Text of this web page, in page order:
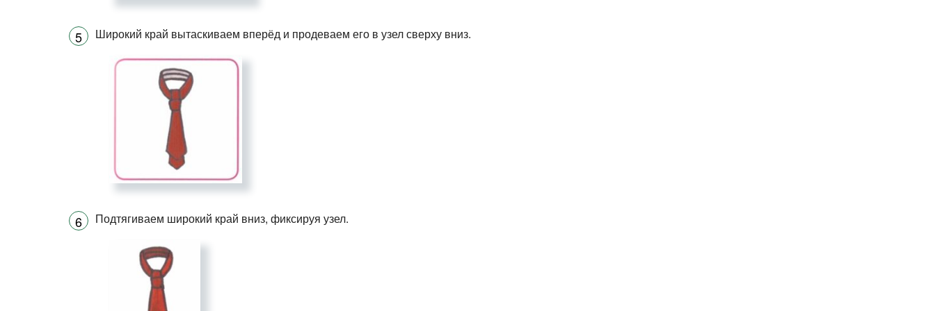
Широкий край вытаскиваем вперёд и продеваем его в узел сверху вниз.
Подтягиваем широкий край вниз, фиксируя узел.